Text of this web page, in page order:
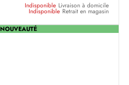
Indisponible Livraison à domicile
Indisponible Retrait en magasin
NOUVEAUTÉ